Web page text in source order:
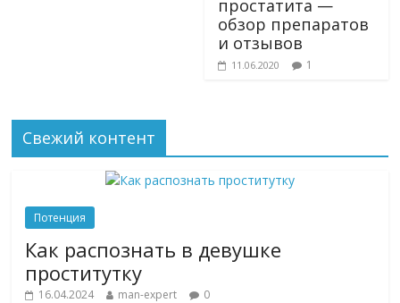
простатита —
обзор препаратов
и отзывов
11.06.2020 1
Свежий контент
Потенция
Как распознать в девушке
проститутку
16.04.2024 man-expert 0